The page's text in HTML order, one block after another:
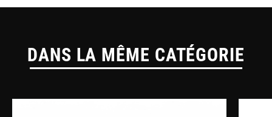
DANS LA MÊME CATÉGORIE